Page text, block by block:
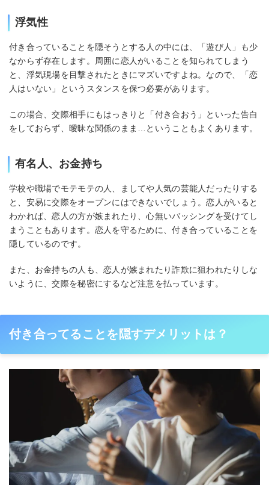
浮気性
付き合っていることを隠そうとする人の中には、「遊び人」も少
なからず存在します。周囲に恋人がいることを知られてしまう
と、浮気現場を目撃されたときにマズいですよね。なので、「恋
人はいない」というスタンスを保つ必要があります。
この場合、交際相手にもはっきりと「付き合おう」といった告白
をしておらず、曖昧な関係のまま…ということもよくあります。
有名人、お金持ち
学校や職場でモテモテの人、ましてや人気の芸能人だったりする
と、安易に交際をオープンにはできないでしょう。恋人がいると
わかれば、恋人の方が嫉まれたり、心無いバッシングを受けてし
まうこともあります。恋人を守るために、付き合っていることを
隠しているのです。
また、お金持ちの人も、恋人が嫉まれたり詐欺に狙われたりしな
いように、交際を秘密にするなど注意を払っています。
付き合ってることを隠すデメリットは？